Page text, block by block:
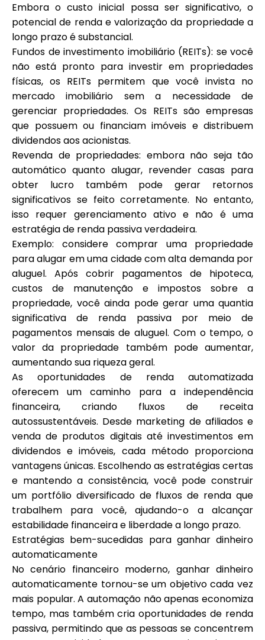
Embora o custo inicial possa ser significativo, o
potencial de renda e valorização da propriedade a
longo prazo é substancial.
Fundos de investimento imobiliário (REITs): se você
não está pronto para investir em propriedades
físicas, os REITs permitem que você invista no
mercado imobiliário sem a necessidade de
gerenciar propriedades. Os REITs são empresas
que possuem ou financiam imóveis e distribuem
dividendos aos acionistas.
Revenda de propriedades: embora não seja tão
automático quanto alugar, revender casas para
obter lucro também pode gerar retornos
significativos se feito corretamente. No entanto,
isso requer gerenciamento ativo e não é uma
estratégia de renda passiva verdadeira.
Exemplo: considere comprar uma propriedade
para alugar em uma cidade com alta demanda por
aluguel. Após cobrir pagamentos de hipoteca,
custos de manutenção e impostos sobre a
propriedade, você ainda pode gerar uma quantia
significativa de renda passiva por meio de
pagamentos mensais de aluguel. Com o tempo, o
valor da propriedade também pode aumentar,
aumentando sua riqueza geral.
As oportunidades de renda automatizada
oferecem um caminho para a independência
financeira, criando fluxos de receita
autossustentáveis. Desde marketing de afiliados e
venda de produtos digitais até investimentos em
dividendos e imóveis, cada método proporciona
vantagens únicas. Escolhendo as estratégias certas
e mantendo a consistência, você pode construir
um portfólio diversificado de fluxos de renda que
trabalhem para você, ajudando-o a alcançar
estabilidade financeira e liberdade a longo prazo.
Estratégias bem-sucedidas para ganhar dinheiro
automaticamente
No cenário financeiro moderno, ganhar dinheiro
automaticamente tornou-se um objetivo cada vez
mais popular. A automação não apenas economiza
tempo, mas também cria oportunidades de renda
passiva, permitindo que as pessoas se concentrem